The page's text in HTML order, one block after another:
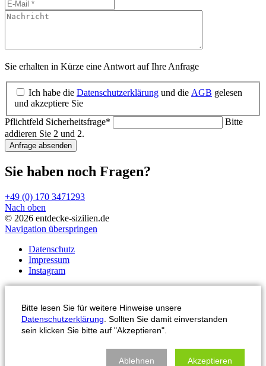
Sie erhalten in Kürze eine Antwort auf Ihre Anfrage
Ich habe die Datenschutzerklärung und die AGB gelesen
und akzeptiere Sie
Pflichtfeld Sicherheitsfrage*
Bitte
addieren Sie 2 und 2.
Anfrage absenden
Sie haben noch Fragen?
+49 (0) 170 3471293
Nach oben
© 2026 entdecke-sizilien.de
Navigation überspringen
Datenschutz
Impressum
Instagram
Bitte lesen Sie für weitere Hinweise unsere
Datenschutzerklärung . Sollten Sie damit einverstanden
sein klicken Sie bitte auf "Akzeptieren".
Ablehnen Akzeptieren